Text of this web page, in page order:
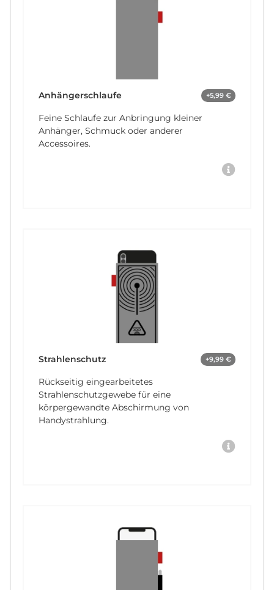
Anhängerschlaufe +5,99 €
Feine Schlaufe zur Anbringung kleiner
Anhänger, Schmuck oder anderer
Accessoires.
Strahlenschutz +9,99 €
Rückseitig eingearbeitetes
Strahlenschutzgewebe für eine
körpergewandte Abschirmung von
Handystrahlung.